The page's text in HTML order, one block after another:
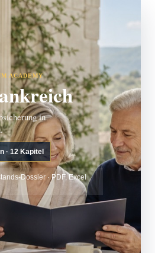
ACADEMY
in
· 12 Kapitel
Dossier · PDF, Excel